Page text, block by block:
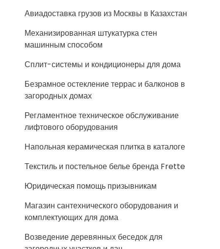
Авиадоставка грузов из Москвы в Казахстан
Механизированная штукатурка стен
машинным способом
Сплит-системы и кондиционеры для дома
Безрамное остекление террас и балконов в
загородных домах
Регламентное техническое обслуживание
лифтового оборудования
Напольная керамическая плитка в каталоге
Текстиль и постельное белье бренда Frette
Юридическая помощь призывникам
Магазин сантехнического оборудования и
комплектующих для дома
Возведение деревянных беседок для